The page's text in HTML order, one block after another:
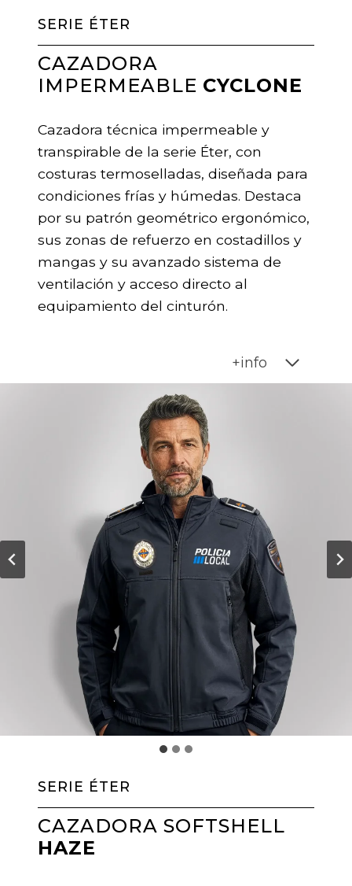
SERIE ÉTER
CAZADORA
IMPERMEABLE CYCLONE
Cazadora técnica impermeable y
transpirable de la serie Éter, con
costuras termoselladas, diseñada para
condiciones frías y húmedas. Destaca
por su patrón geométrico ergonómico,
sus zonas de refuerzo en costadillos y
mangas y su avanzado sistema de
ventilación y acceso directo al
equipamiento del cinturón.
+info
SERIE ÉTER
CAZADORA SOFTSHELL
HAZE